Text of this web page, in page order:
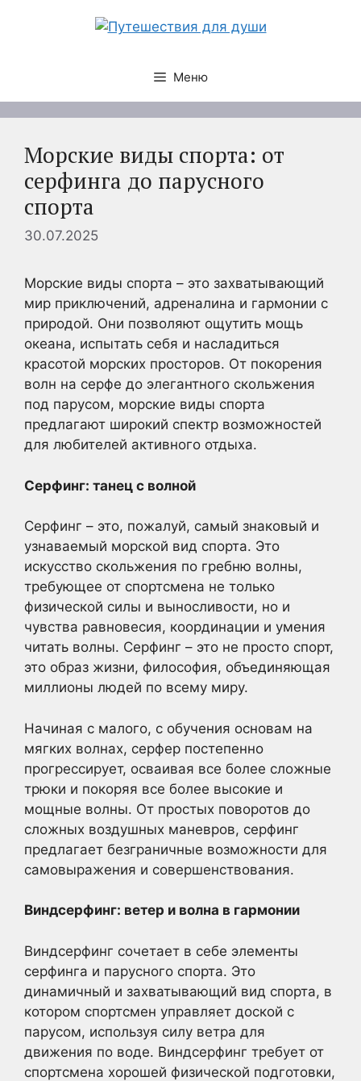
Меню
Морские виды спорта: от
серфинга до парусного
спорта
30.07.2025
Морские виды спорта – это захватывающий
мир приключений, адреналина и гармонии с
природой. Они позволяют ощутить мощь
океана, испытать себя и насладиться
красотой морских просторов. От покорения
волн на серфе до элегантного скольжения
под парусом, морские виды спорта
предлагают широкий спектр возможностей
для любителей активного отдыха.
Серфинг: танец с волной
Серфинг – это, пожалуй, самый знаковый и
узнаваемый морской вид спорта. Это
искусство скольжения по гребню волны,
требующее от спортсмена не только
физической силы и выносливости, но и
чувства равновесия, координации и умения
читать волны. Серфинг – это не просто спорт,
это образ жизни, философия, объединяющая
миллионы людей по всему миру.
Начиная с малого, с обучения основам на
мягких волнах, серфер постепенно
прогрессирует, осваивая все более сложные
трюки и покоряя все более высокие и
мощные волны. От простых поворотов до
сложных воздушных маневров, серфинг
предлагает безграничные возможности для
самовыражения и совершенствования.
Виндсерфинг: ветер и волна в гармонии
Виндсерфинг сочетает в себе элементы
серфинга и парусного спорта. Это
динамичный и захватывающий вид спорта, в
котором спортсмен управляет доской с
парусом, используя силу ветра для
движения по воде. Виндсерфинг требует от
спортсмена хорошей физической подготовки,